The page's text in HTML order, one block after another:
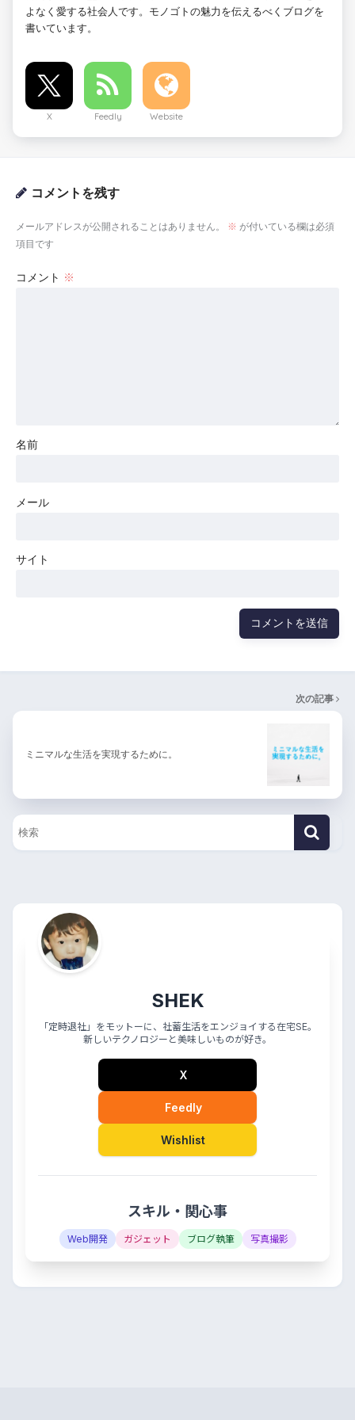
よなく愛する社会人です。モノゴトの魅力を伝えるべくブログを
書いています。
X Feedly Website
コメントを残す
メールアドレスが公開されることはありません。 ※ が付いている欄は必須
項目です
コメント ※
名前
メール
サイト
次の記事
ミニマルな生活を実現するために。
SHEK
「定時退社」をモットーに、社蓄生活をエンジョイする在宅SE。
新しいテクノロジーと美味しいものが好き。
X
Feedly
Wishlist
スキル・関心事
Web開発 ガジェット ブログ執筆 写真撮影